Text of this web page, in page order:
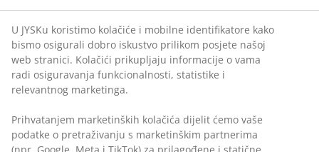
U JYSKu koristimo kolačiće i mobilne identifikatore kako
bismo osigurali dobro iskustvo prilikom posjete našoj
web stranici. Kolačići prikupljaju informacije o vama
radi osiguravanja funkcionalnosti, statistike i
relevantnog marketinga.
Prihvatanjem marketinških kolačića dijelit ćemo vaše
podatke o pretraživanju s marketinškim partnerima